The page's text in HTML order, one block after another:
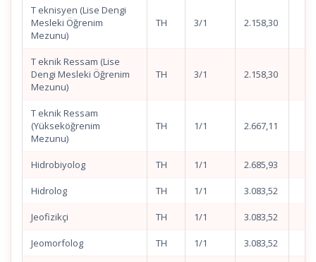
T eknisyen (Lise Dengi
Mesleki Öğrenim
Mezunu)
TH 3/1 2.158,30
T eknik Ressam (Lise
Dengi Mesleki Öğrenim
Mezunu)
TH 3/1 2.158,30
T eknik Ressam
(Yükseköğrenim
Mezunu)
TH 1/1 2.667,11
Hidrobiyolog TH 1/1 2.685,93
Hidrolog TH 1/1 3.083,52
Jeofizikçi TH 1/1 3.083,52
Jeomorfolog TH 1/1 3.083,52